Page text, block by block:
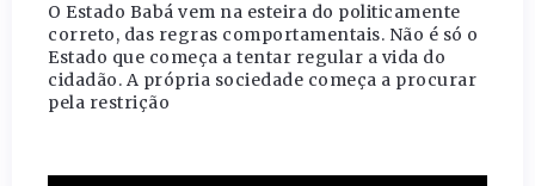
O Estado Babá vem na esteira do politicamente
correto, das regras comportamentais. Não é só o
Estado que começa a tentar regular a vida do
cidadão. A própria sociedade começa a procurar
pela restrição